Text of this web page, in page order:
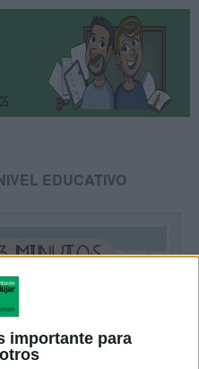
importante para
EDUCATIVO